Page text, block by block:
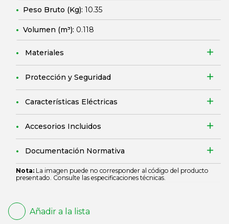
Peso Bruto (Kg): 10.35
Volumen (m³): 0.118
Materiales
Protección y Seguridad
Características Eléctricas
Accesorios Incluidos
Documentación Normativa
Nota: La imagen puede no corresponder al código del producto
presentado. Consulte las especificaciones técnicas.
Añadir a la lista